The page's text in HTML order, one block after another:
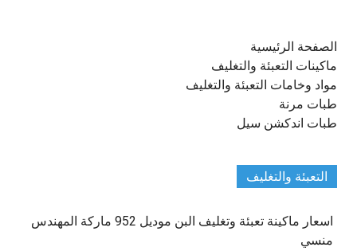
الصفحة الرئيسية
ماكينات التعبئة والتغليف
مواد وخامات التعبئة والتغليف
طبات مرنة
طبات اندكشن سيل
التعبئة والتغليف
اسعار ماكينة تعبئة وتغليف البن موديل 952 ماركة المهندس
منسي